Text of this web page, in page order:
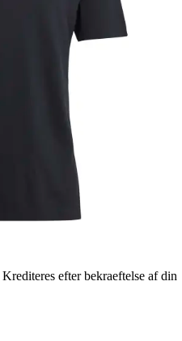
Krediteres efter bekraeftelse af din